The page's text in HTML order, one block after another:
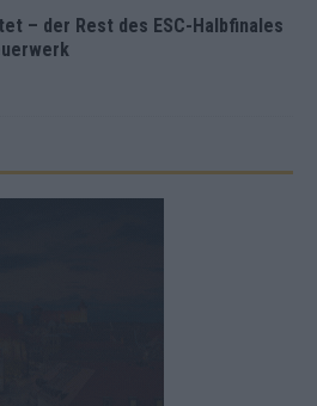
– der Rest des ESC-Halbfinales